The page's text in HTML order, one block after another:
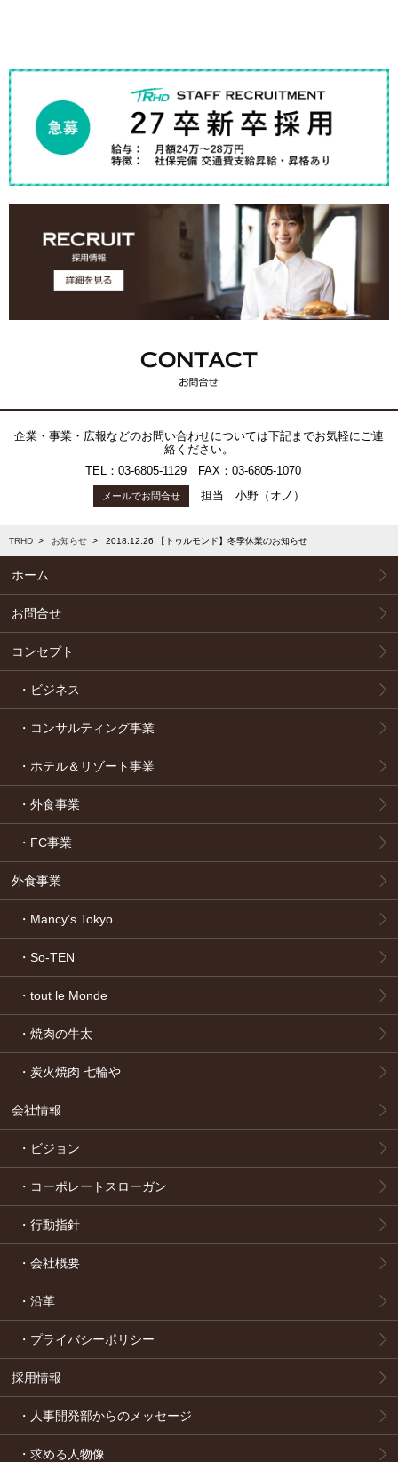
企業・事業・広報などのお問い合わせについては下記までお気軽にご連
絡ください。
TEL：03-6805-1129 FAX：03-6805-1070
メールでお問合せ 担当 小野（オノ）
TRHD > お知らせ > 2018.12.26 【トゥルモンド】冬季休業のお知らせ
ホーム
お問合せ
コンセプト
・ビジネス
・コンサルティング事業
・ホテル＆リゾート事業
・外食事業
・FC事業
外食事業
・Mancy’s Tokyo
・So-TEN
・tout le Monde
・焼肉の牛太
・炭火焼肉 七輪や
会社情報
・ビジョン
・コーポレートスローガン
・行動指針
・会社概要
・沿革
・プライバシーポリシー
採用情報
・人事開発部からのメッセージ
・求める人物像